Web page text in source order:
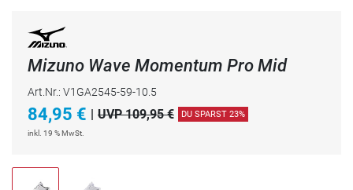
Mizuno Wave Momentum Pro Mid
Art.Nr.: V1GA2545-59-10.5
84,95 € | UVP 109,95 € DU SPARST 23%
inkl. 19 % MwSt.